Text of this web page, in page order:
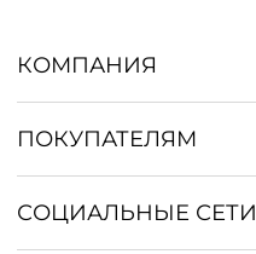
КОМПАНИЯ
ПОКУПАТЕЛЯМ
СОЦИАЛЬНЫЕ СЕТИ